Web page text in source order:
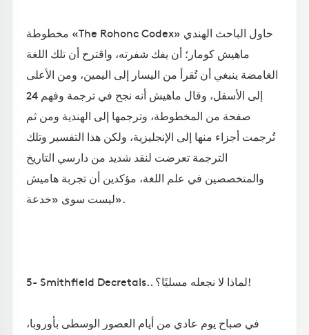
مخطوطة «The Rohonc Codex» حاول الباحث الهندي
ماهيش كومار؛ أن يفك شفرته، واقترح أن تلك اللغة
الغامضة ينبغي أن تُقرأ من اليسار إلى اليمين، ومن الأعلى
إلى الأسفل، وقال ماهيش أنه نجح في ترجمة وفهم 24
صفحة من المخطوطة، وترجمها إلى الهندية ومن ثم
تُرجمت أجزاء منها إلى الإنجليزية، ولكن هذا التفسير وتلك
الترجمة تعرضت لنقد شديد من دارسي التاريخ
والمتخصصين في علم اللغة، مؤكدين أن تجربة هاميش
ليست سوى «خدعة».
5- Smithfield Decretals.. لماذا لا نجعله مسليًا؟!
في صباح يوم عادي من أيام العصور الوسطى بأوروبا،